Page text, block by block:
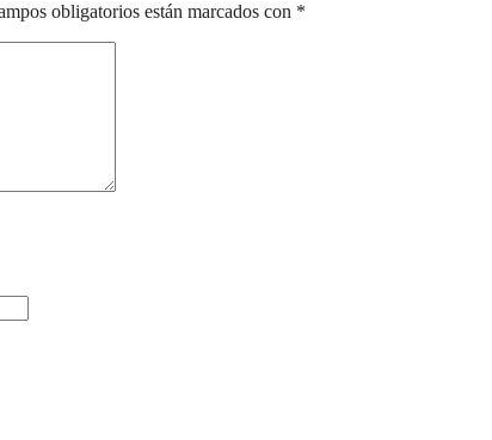
obligatorios están marcados con *